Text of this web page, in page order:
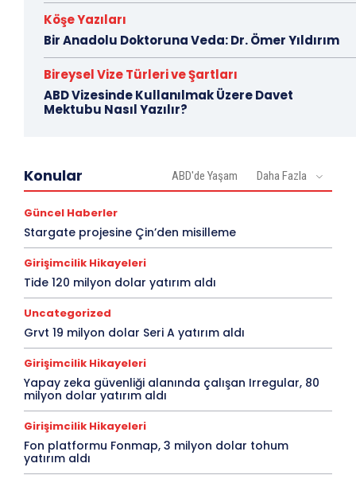
Köşe Yazıları
Bir Anadolu Doktoruna Veda: Dr. Ömer Yıldırım
Bireysel Vize Türleri ve Şartları
ABD Vizesinde Kullanılmak Üzere Davet
Mektubu Nasıl Yazılır?
Konular ABD'de Yaşam Daha Fazla
Güncel Haberler
Stargate projesine Çin’den misilleme
Girişimcilik Hikayeleri
Tide 120 milyon dolar yatırım aldı
Uncategorized
Grvt 19 milyon dolar Seri A yatırım aldı
Girişimcilik Hikayeleri
Yapay zeka güvenliği alanında çalışan Irregular, 80
milyon dolar yatırım aldı
Girişimcilik Hikayeleri
Fon platformu Fonmap, 3 milyon dolar tohum
yatırım aldı